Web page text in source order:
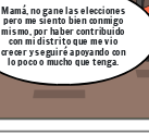
Mamá, no gane las elecciones
pero me siento bien conmigo
mismo, por haber contribuido
con mi distrito que me vio
crecer y seguiré apoyando con
lo poco o mucho que tenga.